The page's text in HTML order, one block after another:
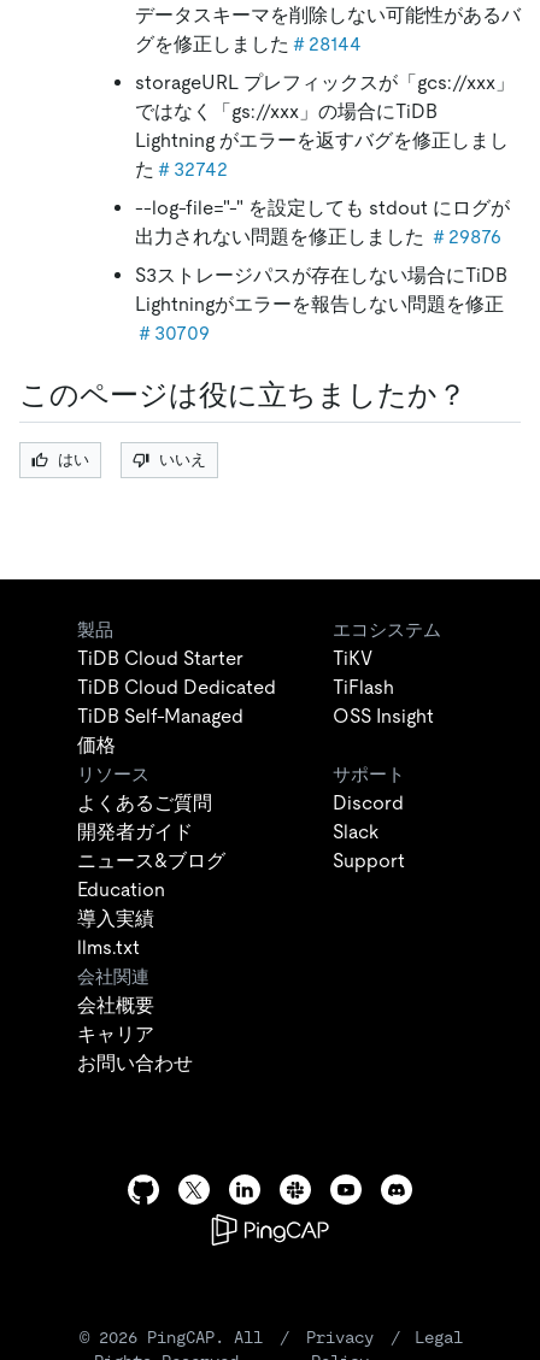
データスキーマを削除しない可能性があるバ
グを修正しました ＃28144
storageURL プレフィックスが「gcs://xxx」
ではなく「gs://xxx」の場合にTiDB
Lightning がエラーを返すバグを修正しまし
た ＃32742
--log-file="-" を設定しても stdout にログが
出力されない問題を修正しました ＃29876
S3ストレージパスが存在しない場合にTiDB
Lightningがエラーを報告しない問題を修正
＃30709
このページは役に立ちましたか？
はい いいえ
製品
TiDB Cloud Starter
TiDB Cloud Dedicated
TiDB Self-Managed
価格
エコシステム
TiKV
TiFlash
OSS Insight
リソース
よくあるご質問
開発者ガイド
ニュース&ブログ
Education
導入実績
llms.txt
サポート
Discord
Slack
Support
会社関連
会社概要
キャリア
お問い合わせ
© 2026PingCAP. All
/
Privacy
/ Legal